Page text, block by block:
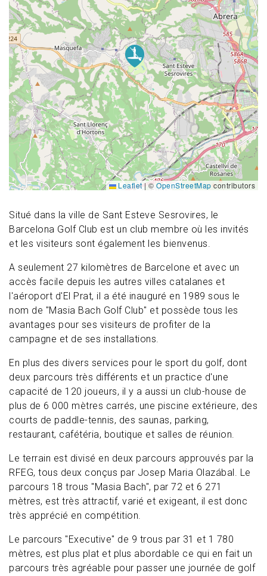
Situé dans la ville de Sant Esteve Sesrovires, le
Barcelona Golf Club est un club membre où les invités
et les visiteurs sont également les bienvenus.
A seulement 27 kilomètres de Barcelone et avec un
accès facile depuis les autres villes catalanes et
l'aéroport d'El Prat, il a été inauguré en 1989 sous le
nom de "Masia Bach Golf Club" et possède tous les
avantages pour ses visiteurs de profiter de la
campagne et de ses installations.
En plus des divers services pour le sport du golf, dont
deux parcours très différents et un practice d'une
capacité de 120 joueurs, il y a aussi un club-house de
plus de 6 000 mètres carrés, une piscine extérieure, des
courts de paddle-tennis, des saunas, parking,
restaurant, cafétéria, boutique et salles de réunion.
Le terrain est divisé en deux parcours approuvés par la
RFEG, tous deux conçus par Josep Maria Olazábal. Le
parcours 18 trous "Masia Bach", par 72 et 6 271
mètres, est très attractif, varié et exigeant, il est donc
très apprécié en compétition.
Le parcours "Executive" de 9 trous par 31 et 1 780
mètres, est plus plat et plus abordable ce qui en fait un
parcours très agréable pour passer une journée de golf
Leaflet | ©OpenStreetMap contributors